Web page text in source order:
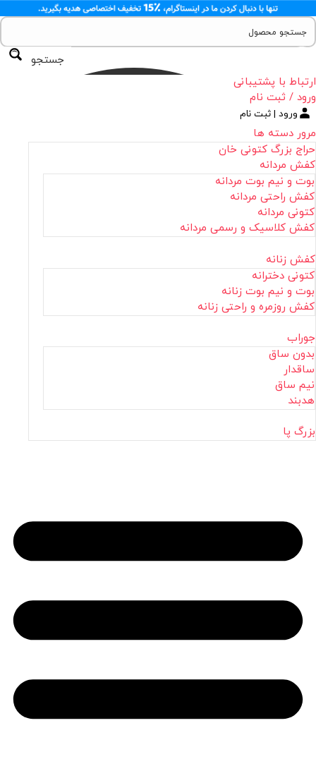
جستجو
ارتباط با پشتیبانی
ورود / ثبت نام
ورود | ثبت نام
مرور دسته ها
حراج بزرگ کتونی خان
کفش مردانه
بوت و نیم بوت مردانه
کفش راحتی مردانه
کتونی مردانه
کفش کلاسیک و رسمی مردانه
کفش زنانه
کتونی دخترانه
بوت و نیم بوت زنانه
کفش روزمره و راحتی زنانه
جوراب
بدون ساق
ساقدار
نیم ساق
هدبند
بزرگ پا